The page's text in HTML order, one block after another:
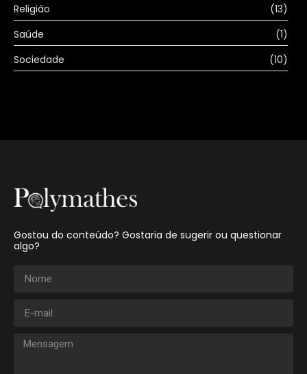
Religião
(13)
Saúde
(1)
Sociedade
(10)
Gostou do conteúdo? Gostaria de sugerir ou questionar
algo?